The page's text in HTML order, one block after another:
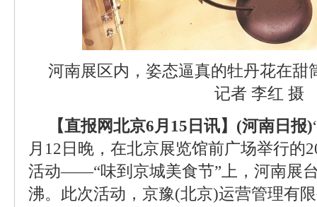
河南展区内，姿态逼真的牡丹花在甜
记者 李红 摄
【直报网北京6月15日讯】(河南日报)
月12日晚，在北京展览馆前广场举行的
活动——“味到京城美食节”上，河南展
沸。此次活动，京豫(北京)运营管理有